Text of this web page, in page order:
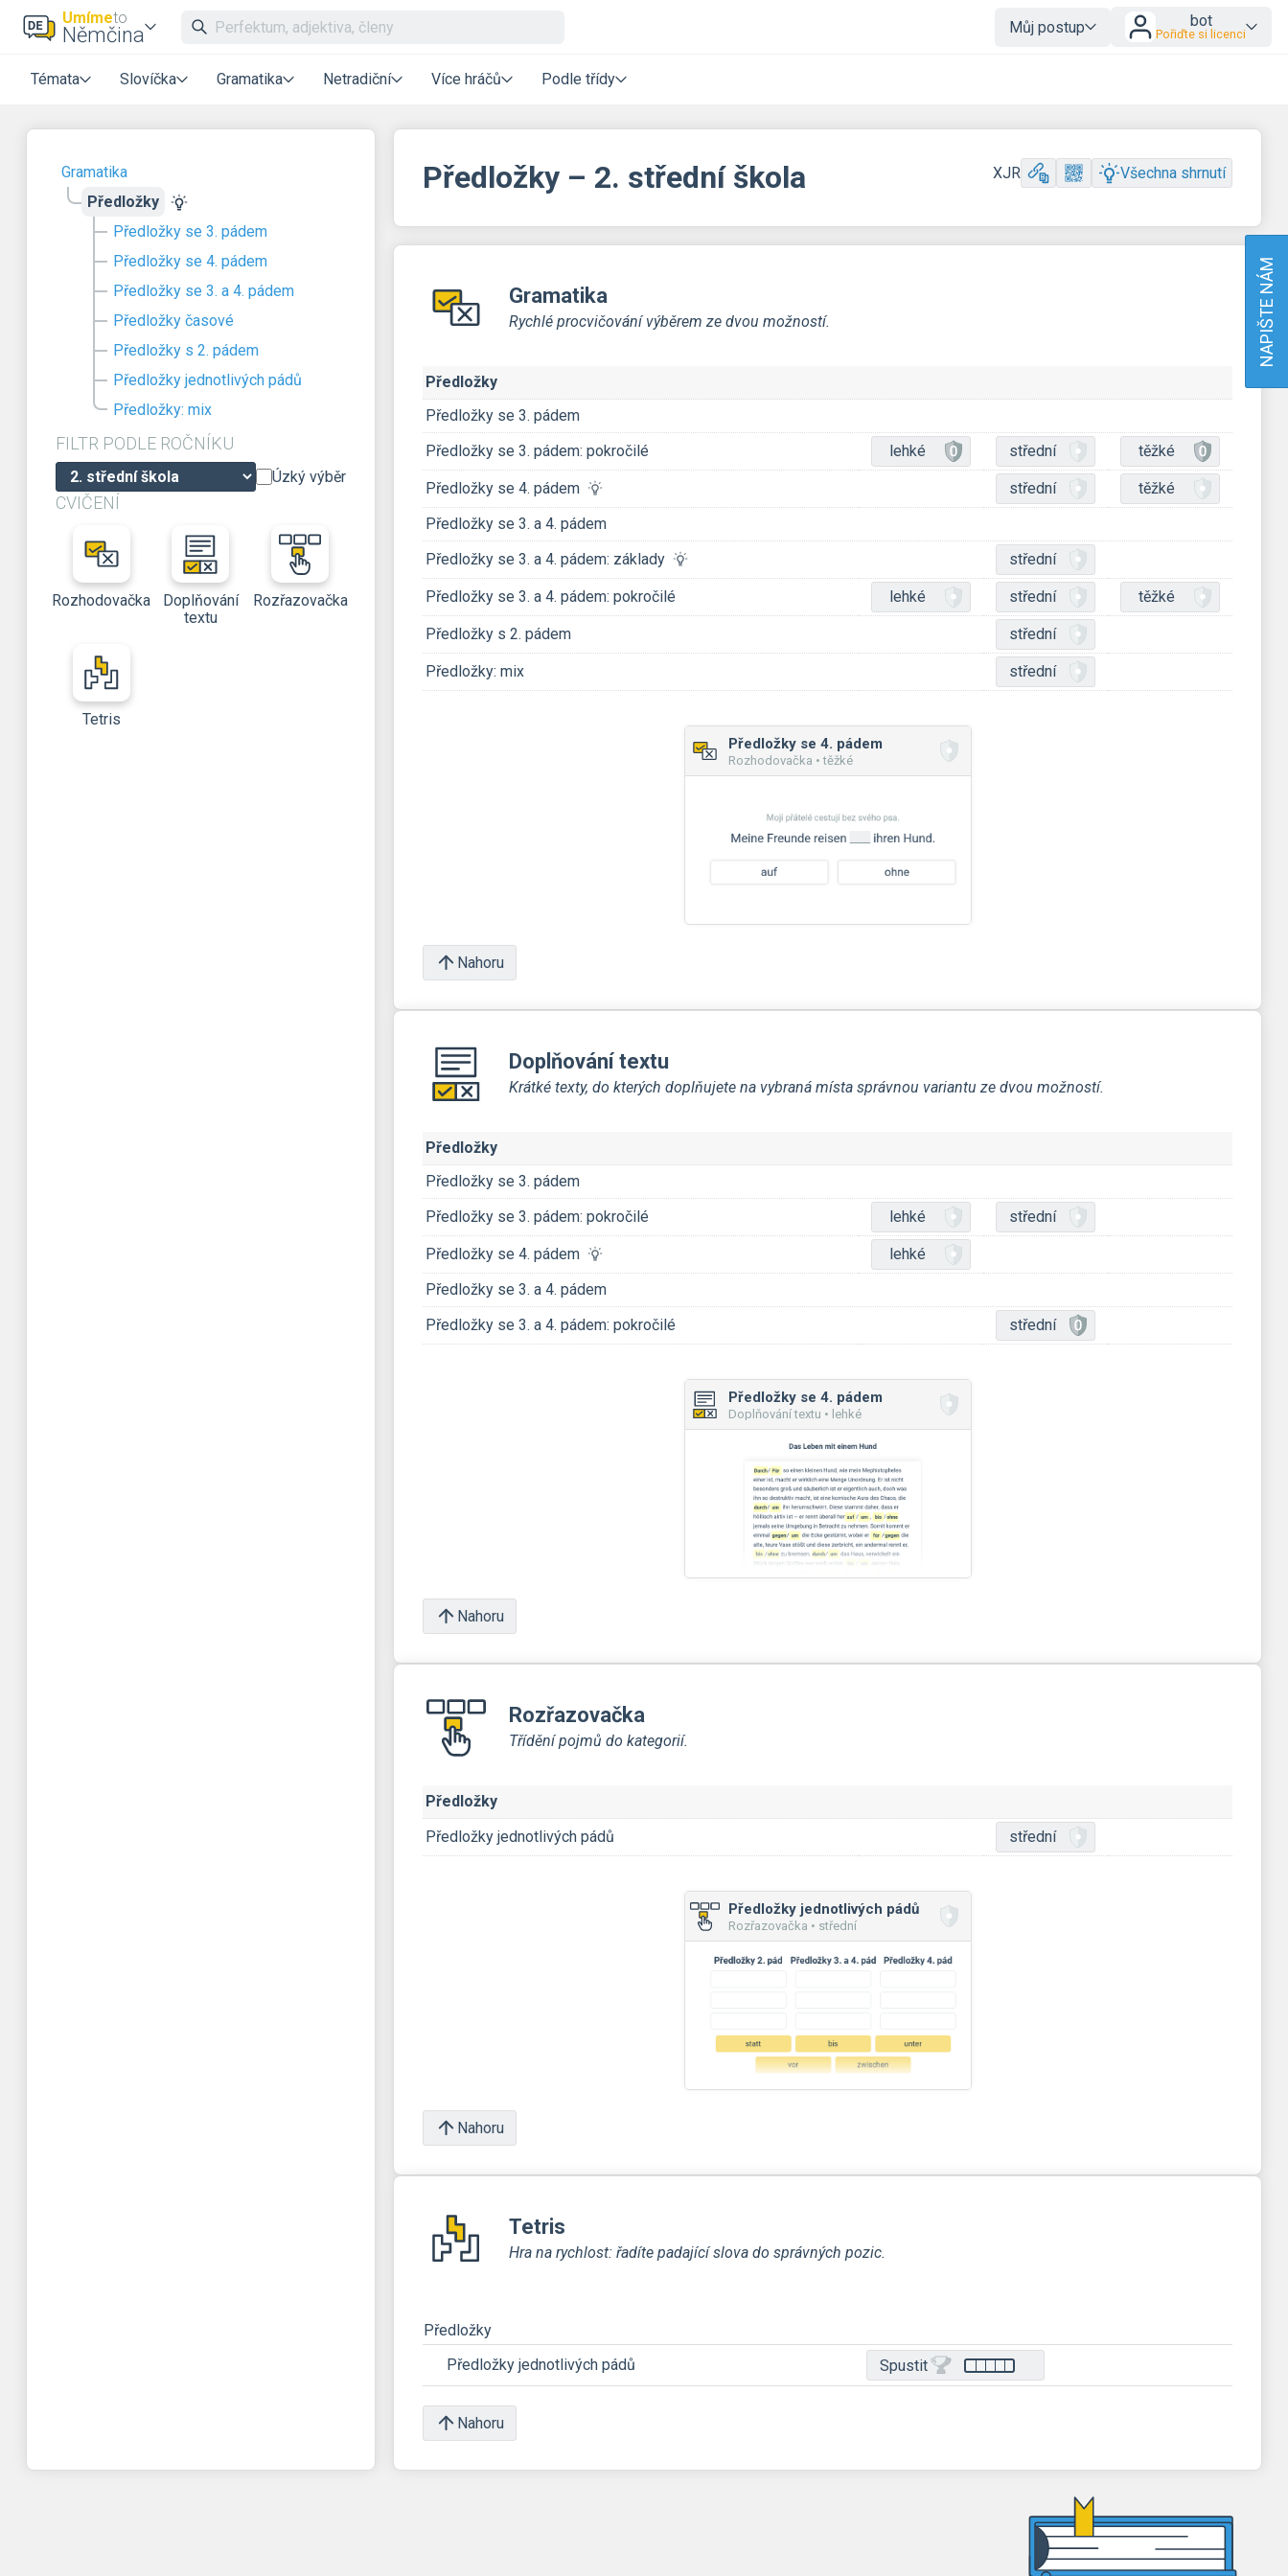
Umímeto
Němčina Můj postup bot
Pořiďte si licenci
Témata Slovíčka Gramatika Netradiční Více hráčů Podle třídy
Gramatika
Předložky
Předložky se 3. pádem
Předložky se 4. pádem
Předložky se 3. a 4. pádem
Předložky časové
Předložky s 2. pádem
Předložky jednotlivých pádů
Předložky: mix
FILTR PODLE ROČNÍKU
Úzký výběr
CVIČENÍ
Rozhodovačka
Doplňování
textu
Rozřazovačka
Tetris
Předložky – 2. střední škola XJR Všechna shrnutí
Gramatika
Rychlé procvičování výběrem ze dvou možností.
Předložky
Předložky se 3. pádem
Předložky se 3. pádem: pokročilé
lehké střední těžké
Předložky se 4. pádem střední
těžké
Předložky se 3. a 4. pádem
Předložky se 3. a 4. pádem: základy
střední
Předložky se 3. a 4. pádem: pokročilé lehké střední těžké
Předložky s 2. pádem střední
Předložky: mix střední
Předložky se 4. pádem
Rozhodovačka • těžké
Nahoru
Doplňování textu
Krátké texty, do kterých doplňujete na vybraná místa správnou variantu ze dvou možností.
Předložky
Předložky se 3. pádem
Předložky se 3. pádem: pokročilé
lehké střední
Předložky se 4. pádem
lehké
Předložky se 3. a 4. pádem
Předložky se 3. a 4. pádem: pokročilé
střední
Předložky se 4. pádem
Doplňování textu • lehké
Nahoru
Rozřazovačka
Třídění pojmů do kategorií.
Předložky
Předložky jednotlivých pádů
střední
Předložky jednotlivých pádů
Rozřazovačka • střední
Nahoru
Tetris
Hra na rychlost: řadíte padající slova do správných pozic.
Předložky
Předložky jednotlivých pádů
Spustit
Nahoru
NAPIŠTE NÁM